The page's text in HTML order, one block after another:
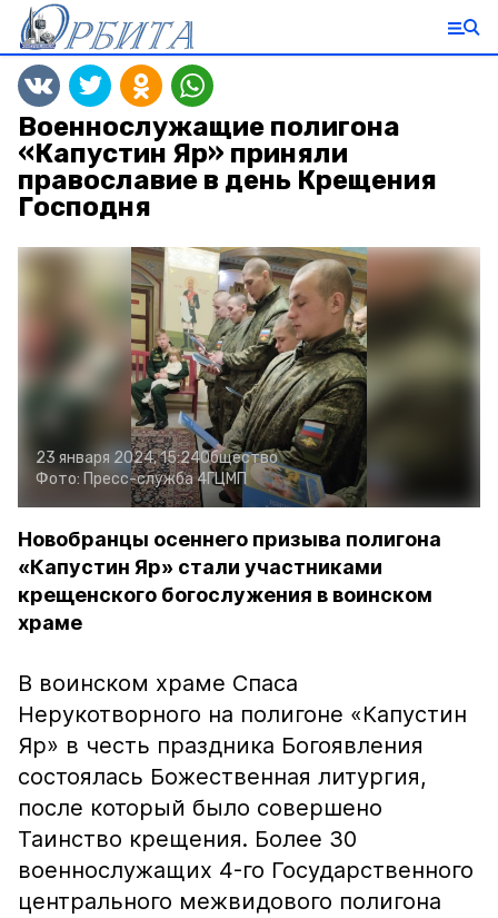
Военнослужащие полигона
«Капустин Яр» приняли
православие в день Крещения
Господня
23 января 2024, 15:24Общество
Фото: Пресс-служба 4ГЦМП
Новобранцы осеннего призыва полигона
«Капустин Яр» стали участниками
крещенского богослужения в воинском
храме
В воинском храме Спаса
Нерукотворного на полигоне «Капустин
Яр» в честь праздника Богоявления
состоялась Божественная литургия,
после который было совершено
Таинство крещения. Более 30
военнослужащих 4-го Государственного
центрального межвидового полигона